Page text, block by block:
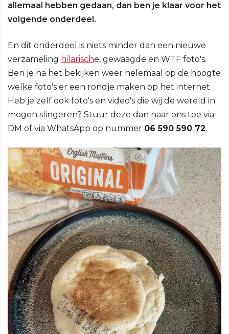
allemaal hebben gedaan, dan ben je klaar voor het
volgende onderdeel.
En dit onderdeel is niets minder dan een nieuwe
verzameling hilarische, gewaagde en WTF foto's.
Ben je na het bekijken weer helemaal op de hoogte
welke foto's er een rondje maken op het internet.
Heb je zelf ook foto's en video's die wij de wereld in
mogen slingeren? Stuur deze dan naar ons toe via
DM of via WhatsApp op nummer 06 590 590 72.